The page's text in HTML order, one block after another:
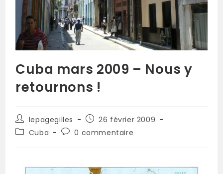
Cuba mars 2009 – Nous y
retournons !
lepagegilles
26 février 2009
Cuba
0 commentaire